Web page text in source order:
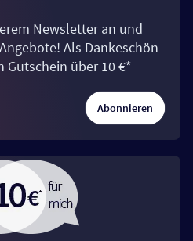
Newsletter an und
Als Dankeschön
Gutschein über 10 €*
Abonnieren